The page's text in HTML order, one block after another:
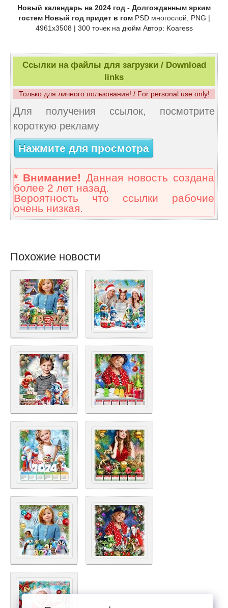
Новый календарь на 2024 год - Долгожданным ярким
гостем Новый год придет в гомPSD многослой, PNG |
4961x3508 | 300 точек на дюйм Автор: Koaress
Ссылки на файлы для загрузки / Download
links
Только для личного пользования! / For personal use only!
Для получения ссылок, посмотрите
короткую рекламу
Нажмите для просмотра
* Внимание! Данная новость создана
более 2 лет назад.
Вероятность что ссылки рабочие
очень низкая.
Похожие новости